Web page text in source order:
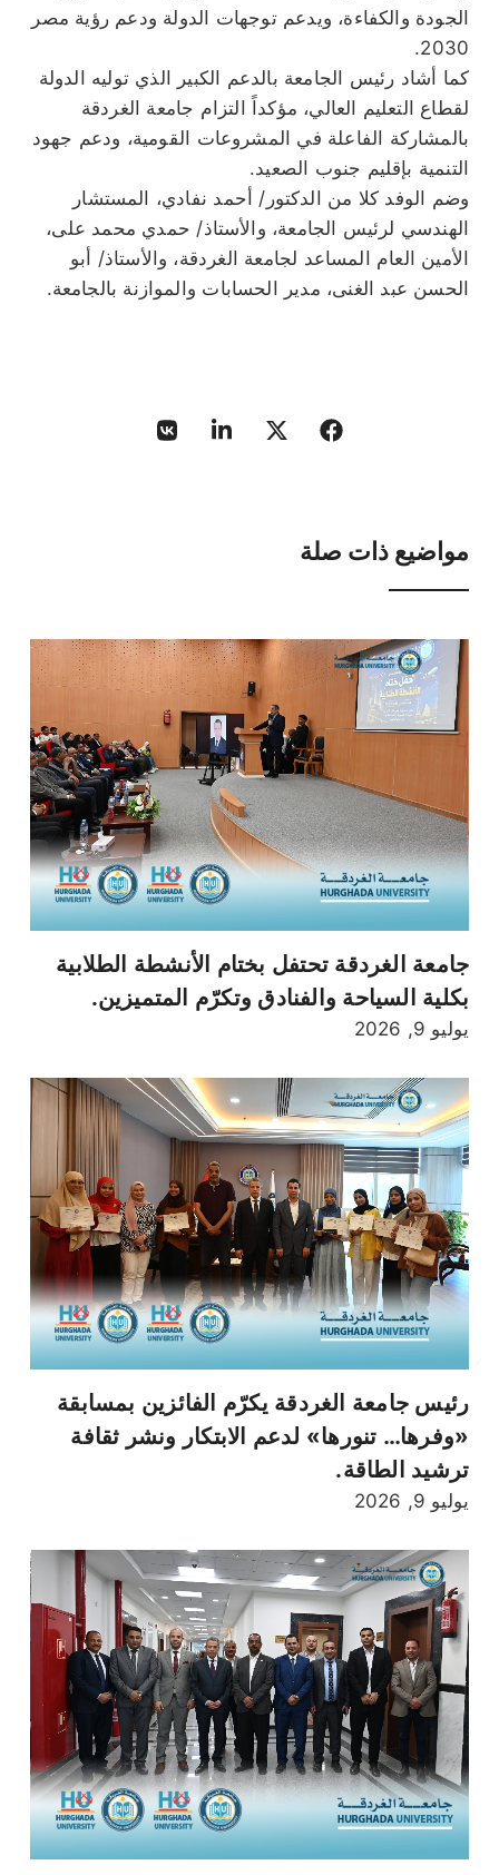
الجودة والكفاءة، ويدعم توجهات الدولة ودعم رؤية مصر
2030.
كما أشاد رئيس الجامعة بالدعم الكبير الذي توليه الدولة
لقطاع التعليم العالي، مؤكداً التزام جامعة الغردقة
بالمشاركة الفاعلة في المشروعات القومية، ودعم جهود
التنمية بإقليم جنوب الصعيد.
وضم الوفد كلا من الدكتور/ أحمد نفادي، المستشار
الهندسي لرئيس الجامعة، والأستاذ/ حمدي محمد على،
الأمين العام المساعد لجامعة الغردقة، والأستاذ/ أبو
الحسن عبد الغنى، مدير الحسابات والموازنة بالجامعة.
مواضيع ذات صلة
جامعة الغردقة تحتفل بختام الأنشطة الطلابية
بكلية السياحة والفنادق وتكرّم المتميزين.
يوليو 9, 2026
رئيس جامعة الغردقة يكرّم الفائزين بمسابقة
«وفرها… تنورها» لدعم الابتكار ونشر ثقافة
ترشيد الطاقة.
يوليو 9, 2026